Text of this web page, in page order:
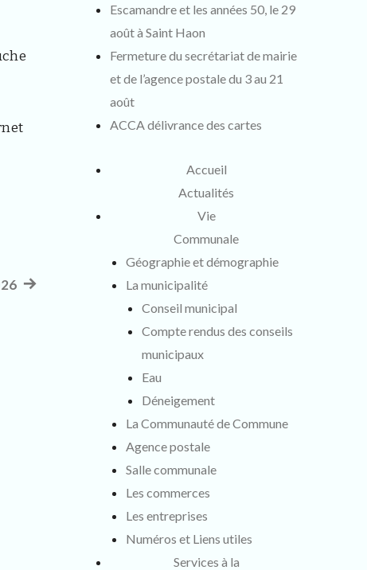
Article
Escamandre et les années 50, le 29
août à Saint Haon
Fermeture du secrétariat de mairie
et de l’agence postale du 3 au 21
août
ACCA délivrance des cartes
Accueil
Actualités
Vie
Communale
Géographie et démographie
La municipalité
Conseil municipal
Compte rendus des conseils
municipaux
Eau
Déneigement
La Communauté de Commune
Agence postale
Salle communale
Les commerces
Les entreprises
Numéros et Liens utiles
Services à la